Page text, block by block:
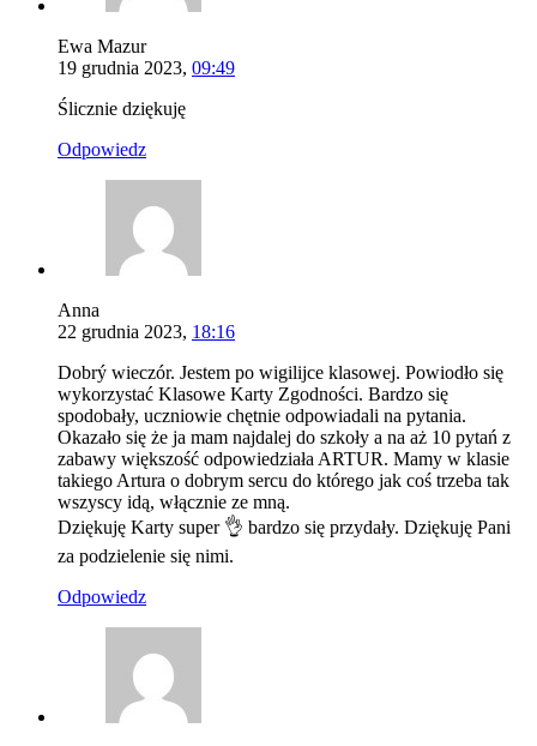
Ewa Mazur
19 grudnia 2023, 09:49
Ślicznie dziękuję
Odpowiedz
Anna
22 grudnia 2023, 18:16
Dobrý wieczór. Jestem po wigilijce klasowej. Powiodło się
wykorzystać Klasowe Karty Zgodności. Bardzo się
spodobały, uczniowie chętnie odpowiadali na pytania.
Okazało się że ja mam najdalej do szkoły a na aż 10 pytań z
zabawy większość odpowiedziała ARTUR. Mamy w klasie
takiego Artura o dobrym sercu do którego jak coś trzeba tak
wszyscy idą, włącznie ze mną.
Dziękuję Karty super 👌 bardzo się przydały. Dziękuję Pani
za podzielenie się nimi.
Odpowiedz